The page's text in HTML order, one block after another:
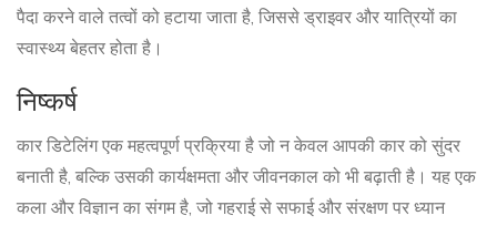
पैदा करने वाले तत्वों को हटाया जाता है, जिससे ड्राइवर और यात्रियों का
स्वास्थ्य बेहतर होता है।
निष्कर्ष
कार डिटेलिंग एक महत्वपूर्ण प्रक्रिया है जो न केवल आपकी कार को सुंदर
बनाती है, बल्कि उसकी कार्यक्षमता और जीवनकाल को भी बढ़ाती है। यह एक
कला और विज्ञान का संगम है, जो गहराई से सफाई और संरक्षण पर ध्यान